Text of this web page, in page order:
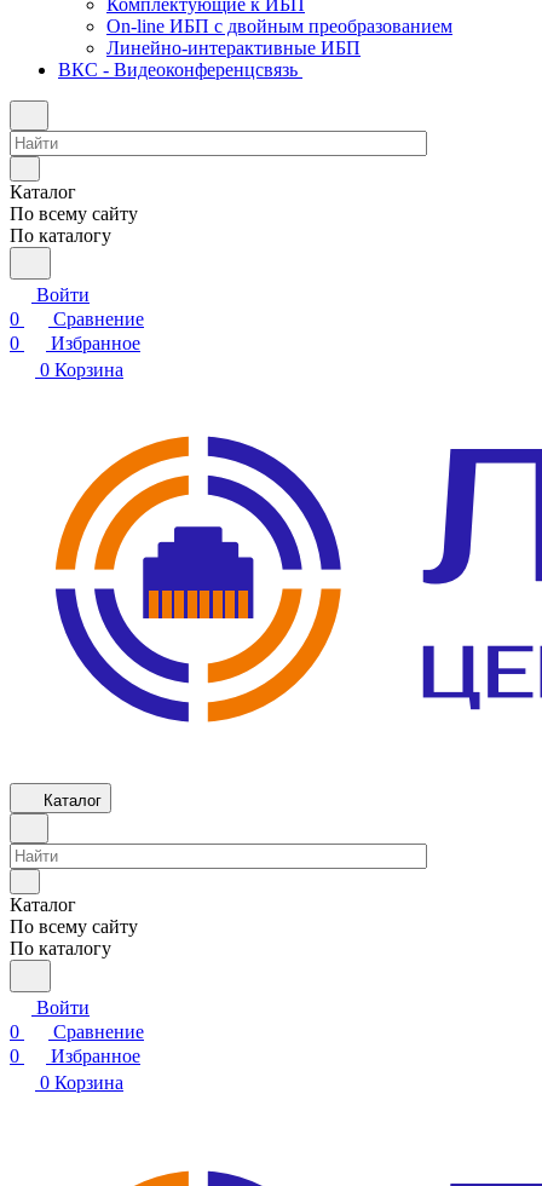
Комплектующие к ИБП
On-line ИБП с двойным преобразованием
Линейно-интерактивные ИБП
ВКС - Видеоконференцсвязь
Каталог
По всему сайту
По каталогу
Войти
0
Сравнение
0
Избранное
0 Корзина
Каталог
Каталог
По всему сайту
По каталогу
Войти
0
Сравнение
0
Избранное
0 Корзина